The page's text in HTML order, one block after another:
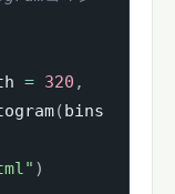
= 320 ,
(
)